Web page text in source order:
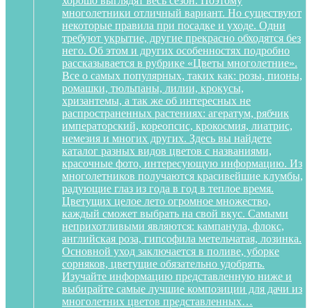
многолетники отличный вариант. Но существуют
некоторые правила при посадке и уходе. Одни
требуют укрытие, другие прекрасно обходятся без
него. Об этом и других особенностях подробно
рассказывается в рубрике «Цветы многолетние».
Все о самых популярных, таких как: розы, пионы,
ромашки, тюльпаны, лилии, крокусы,
хризантемы, а так же об интересных не
распространенных растениях: агератум, рябчик
императорский, кореопсис, крокосмия, лиатрис,
немезия и многих других. Здесь вы найдете
каталог разных видов цветов с названиями,
красочные фото, интересующую информацию. Из
многолетников получаются красивейшие клумбы,
радующие глаз из года в год в теплое время.
Цветущих целое лето огромное множество,
каждый сможет выбрать на свой вкус. Самыми
неприхотливыми являются: кампанула, флокс,
английская роза, гипсофила метельчатая, лозинка.
Основной уход заключается в поливе, уборке
сорняков, цветущие обязательно удобрять.
Изучайте информацию представленную ниже и
выбирайте самые лучшие композиции для дачи из
многолетних цветов представленных…